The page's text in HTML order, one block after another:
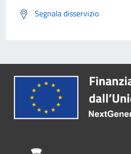
Segnala disservizio